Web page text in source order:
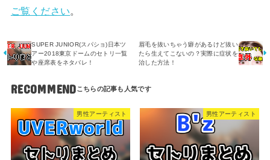
ご覧ください。
SUPER JUNIOR(スパショ)日本ツ
アー2018東京ドームのセトリ一覧
や座席表をネタバレ！
眉毛を抜いちゃう癖があるけど抜い
たら生えてこないの？実際に症状を
治した方法！
RECOMMEND
男性アーティスト 男性アーティスト